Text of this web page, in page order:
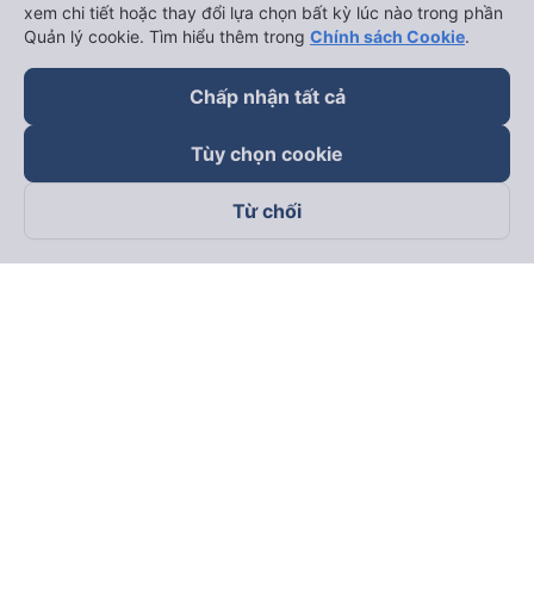
Theo dõi chúng tôi trên
xem chi tiết hoặc thay đổi lựa chọn bất kỳ lúc nào trong phần
Quản lý cookie. Tìm hiểu thêm trong Chính sách Cookie.
Chấp nhận tất cả
Tùy chọn cookie
Từ chối